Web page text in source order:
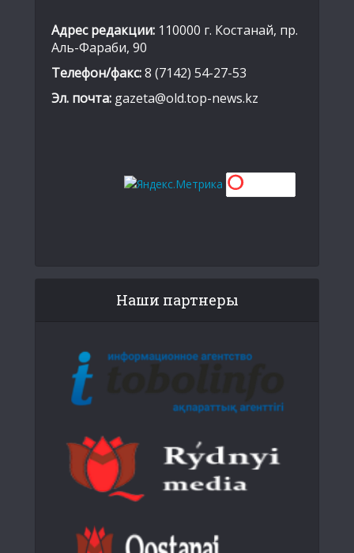
Адрес редакции: 110000 г. Костанай, пр.
Аль-Фараби, 90
Телефон/факс:8 (7142) 54-27-53
Эл. почта: gazeta@old.top-news.kz
Наши партнеры